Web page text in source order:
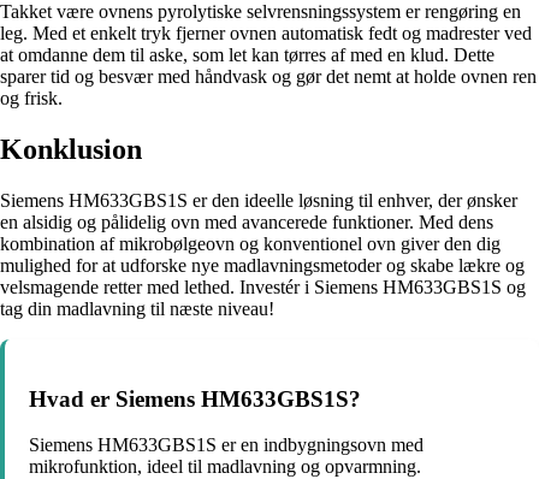
Takket være ovnens pyrolytiske selvrensningssystem er rengøring en
leg. Med et enkelt tryk fjerner ovnen automatisk fedt og madrester ved
at omdanne dem til aske, som let kan tørres af med en klud. Dette
sparer tid og besvær med håndvask og gør det nemt at holde ovnen ren
og frisk.
Konklusion
Siemens HM633GBS1S er den ideelle løsning til enhver, der ønsker
en alsidig og pålidelig ovn med avancerede funktioner. Med dens
kombination af mikrobølgeovn og konventionel ovn giver den dig
mulighed for at udforske nye madlavningsmetoder og skabe lækre og
velsmagende retter med lethed. Investér i Siemens HM633GBS1S og
tag din madlavning til næste niveau!
Hvad er Siemens HM633GBS1S?
Siemens HM633GBS1S er en indbygningsovn med
mikrofunktion, ideel til madlavning og opvarmning.